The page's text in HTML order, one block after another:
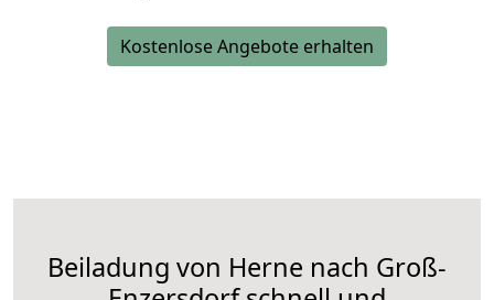
Kostenlose Angebote erhalten
Beiladung von Herne nach Groß-